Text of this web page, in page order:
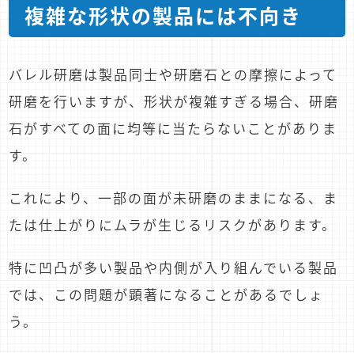
複雑な形状の製品には不向き
バレル研磨は製品同士や研磨石との摩擦によって
研磨を行いますが、形状が複雑すぎる場合、研磨
石がすべての面に均等に当たらないことがありま
す。
これにより、一部の面が未研磨のままになる、ま
たは仕上がりにムラが生じるリスクがあります。
特に凹凸が多い製品や内側が入り組んでいる製品
では、この問題が顕著になることがあるでしょ
う。